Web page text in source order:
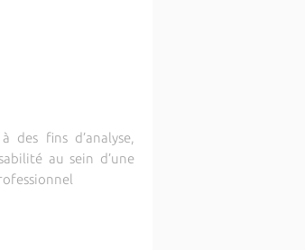
des fins d’analyse,
au sein d’une